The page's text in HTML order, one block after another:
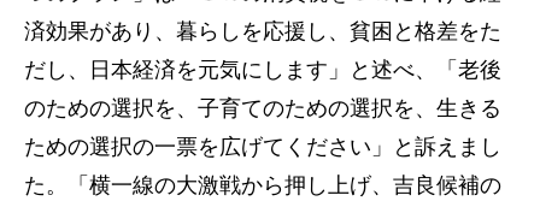
済効果があり、暮らしを応援し、貧困と格差をた
だし、日本経済を元気にします」と述べ、「老後
のための選択を、子育てのための選択を、生きる
ための選択の一票を広げてください」と訴えまし
た。「横一線の大激戦から押し上げ、吉良候補の